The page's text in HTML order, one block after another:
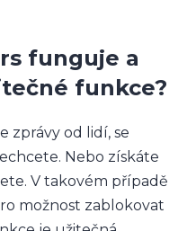
funguje a
funkce?
zprávy od lidí, se
Nebo získáte
V takovém případě
možnost zablokovat